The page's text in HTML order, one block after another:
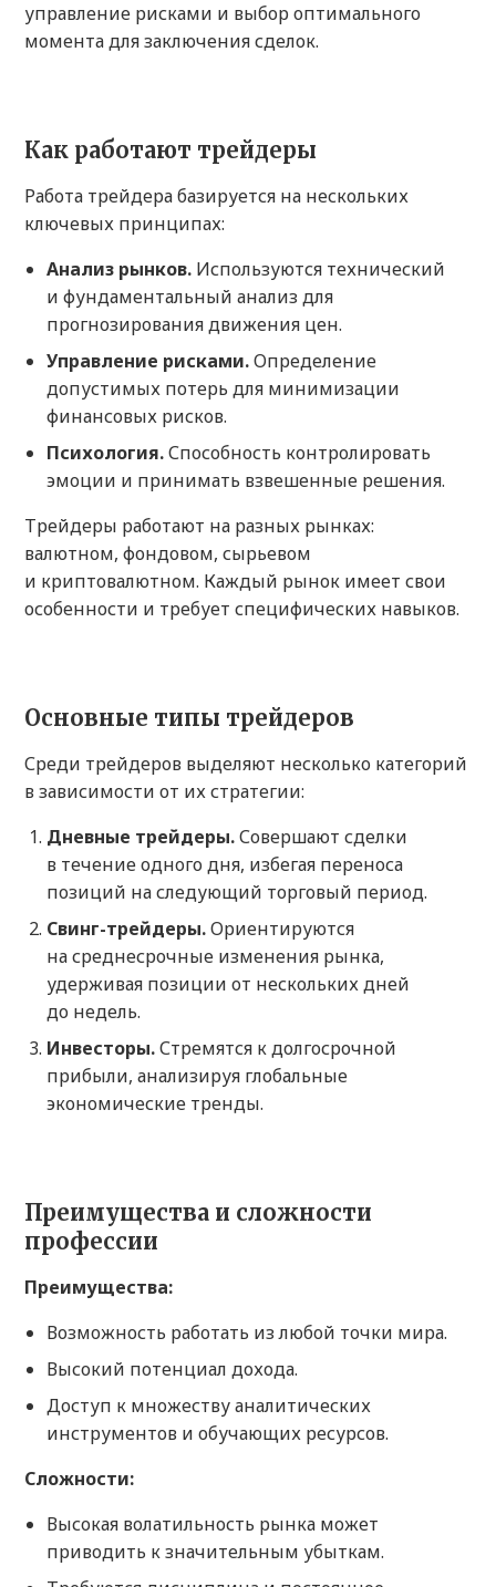
управление рисками и выбор оптимального
момента для заключения сделок.
Как работают трейдеры
Работа трейдера базируется на нескольких
ключевых принципах:
Анализ рынков. Используются технический
и фундаментальный анализ для
прогнозирования движения цен.
Управление рисками.Определение
допустимых потерь для минимизации
финансовых рисков.
Психология.Способность контролировать
эмоции и принимать взвешенные решения.
Трейдеры работают на разных рынках:
валютном, фондовом, сырьевом
и криптовалютном. Каждый рынок имеет свои
особенности и требует специфических навыков.
Основные типы трейдеров
Среди трейдеров выделяют несколько категорий
в зависимости от их стратегии:
Дневные трейдеры.Совершают сделки
в течение одного дня, избегая переноса
позиций на следующий торговый период.
Свинг-трейдеры.Ориентируются
на среднесрочные изменения рынка,
удерживая позиции от нескольких дней
до недель.
Инвесторы.Стремятся к долгосрочной
прибыли, анализируя глобальные
экономические тренды.
Преимущества и сложности
профессии
Преимущества:
Возможность работать из любой точки мира.
Высокий потенциал дохода.
Доступ к множеству аналитических
инструментов и обучающих ресурсов.
Сложности:
Высокая волатильность рынка может
приводить к значительным убыткам.